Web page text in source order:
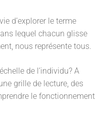
d’explorer le terme
lequel chacun glisse
nous représente tous.
de l’individu? A
grille de lecture, des
le fonctionnement